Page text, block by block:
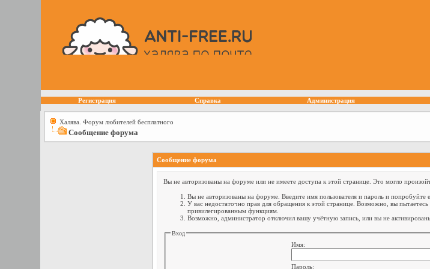
Регистрация Справка Администрация
Халява. Форум любителей бесплатного
Сообщение форума
Сообщение форума
Вы не авторизованы на форуме или не имеете доступа к этой странице. Это могло
Вы не авторизованы на форуме. Введите имя пользователя и пароль и попробуйте
У вас недостаточно прав для обращения к этой странице. Возможно, вы
привилегированным функциям.
Возможно, администратор отключил вашу учётную запись, или вы не
Вход
Имя:
Пароль: